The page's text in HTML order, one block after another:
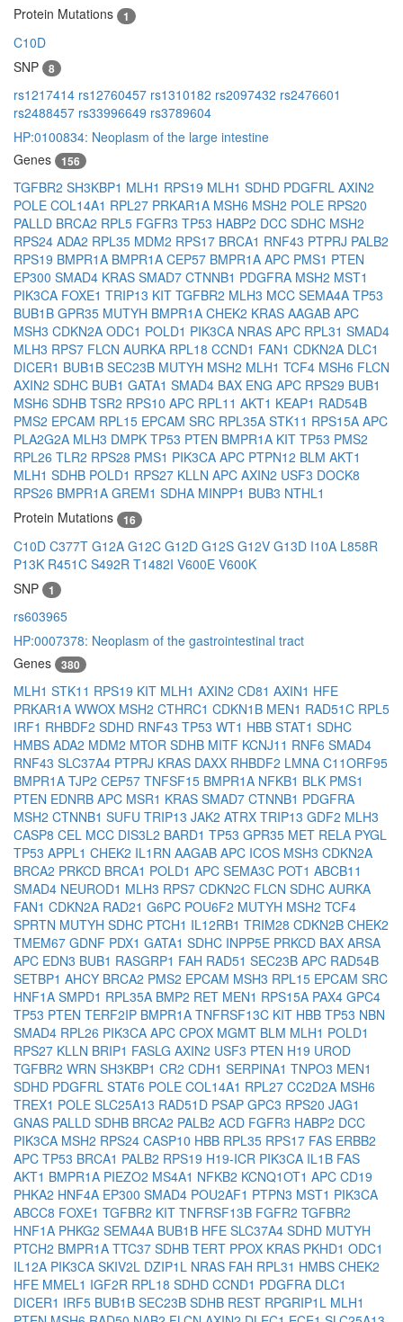
Protein Mutations
1
C10D
SNP
8
rs1217414 rs12760457 rs1310182 rs2097432 rs2476601
rs2488457 rs33996649 rs3789604
HP:0100834: Neoplasm of the large intestine
Genes
156
TGFBR2 SH3KBP1 MLH1 RPS19 MLH1 SDHD PDGFRL AXIN2
POLE COL14A1 RPL27 PRKAR1A MSH6 MSH2 POLE RPS20
PALLD BRCA2 RPL5 FGFR3 TP53 HABP2 DCC SDHC MSH2
RPS24 ADA2 RPL35 MDM2 RPS17 BRCA1 RNF43 PTPRJ PALB2
RPS19 BMPR1A BMPR1A CEP57 BMPR1A APC PMS1 PTEN
EP300 SMAD4 KRAS SMAD7 CTNNB1 PDGFRA MSH2 MST1
PIK3CA FOXE1 TRIP13 KIT TGFBR2 MLH3 MCC SEMA4A TP53
BUB1B GPR35 MUTYH BMPR1A CHEK2 KRAS AAGAB APC
MSH3 CDKN2A ODC1 POLD1 PIK3CA NRAS APC RPL31 SMAD4
MLH3 RPS7 FLCN AURKA RPL18 CCND1 FAN1 CDKN2A DLC1
DICER1 BUB1B SEC23B MUTYH MSH2 MLH1 TCF4 MSH6 FLCN
AXIN2 SDHC BUB1 GATA1 SMAD4 BAX ENG APC RPS29 BUB1
MSH6 SDHB TSR2 RPS10 APC RPL11 AKT1 KEAP1 RAD54B
PMS2 EPCAM RPL15 EPCAM SRC RPL35A STK11 RPS15A APC
PLA2G2A MLH3 DMPK TP53 PTEN BMPR1A KIT TP53 PMS2
RPL26 TLR2 RPS28 PMS1 PIK3CA APC PTPN12 BLM AKT1
MLH1 SDHB POLD1 RPS27 KLLN APC AXIN2 USF3 DOCK8
RPS26 BMPR1A GREM1 SDHA MINPP1 BUB3 NTHL1
Protein Mutations
16
C10D C377T G12A G12C G12D G12S G12V G13D I10A L858R
P13K R451C S492R T1482I V600E V600K
SNP
1
rs603965
HP:0007378: Neoplasm of the gastrointestinal tract
Genes
380
MLH1 STK11 RPS19 KIT MLH1 AXIN2 CD81 AXIN1 HFE
PRKAR1A WWOX MSH2 CTHRC1 CDKN1B MEN1 RAD51C RPL5
IRF1 RHBDF2 SDHD RNF43 TP53 WT1 HBB STAT1 SDHC
HMBS ADA2 MDM2 MTOR SDHB MITF KCNJ11 RNF6 SMAD4
RNF43 SLC37A4 PTPRJ KRAS DAXX RHBDF2 LMNA C11ORF95
BMPR1A TJP2 CEP57 TNFSF15 BMPR1A NFKB1 BLK PMS1
PTEN EDNRB APC MSR1 KRAS SMAD7 CTNNB1 PDGFRA
MSH2 CTNNB1 SUFU TRIP13 JAK2 ATRX TRIP13 GDF2 MLH3
CASP8 CEL MCC DIS3L2 BARD1 TP53 GPR35 MET RELA PYGL
TP53 APPL1 CHEK2 IL1RN AAGAB APC ICOS MSH3 CDKN2A
BRCA2 PRKCD BRCA1 POLD1 APC SEMA3C POT1 ABCB11
SMAD4 NEUROD1 MLH3 RPS7 CDKN2C FLCN SDHC AURKA
FAN1 CDKN2A RAD21 G6PC POU6F2 MUTYH MSH2 TCF4
SPRTN MUTYH SDHC PTCH1 IL12RB1 TRIM28 CDKN2B CHEK2
TMEM67 GDNF PDX1 GATA1 SDHC INPP5E PRKCD BAX ARSA
APC EDN3 BUB1 RASGRP1 FAH RAD51 SEC23B APC RAD54B
SETBP1 AHCY BRCA2 PMS2 EPCAM MSH3 RPL15 EPCAM SRC
HNF1A SMPD1 RPL35A BMP2 RET MEN1 RPS15A PAX4 GPC4
TP53 PTEN TERF2IP BMPR1A TNFRSF13C KIT HBB TP53 NBN
SMAD4 RPL26 PIK3CA APC CPOX MGMT BLM MLH1 POLD1
RPS27 KLLN BRIP1 FASLG AXIN2 USF3 PTEN H19 UROD
TGFBR2 WRN SH3KBP1 CR2 CDH1 SERPINA1 TNPO3 MEN1
SDHD PDGFRL STAT6 POLE COL14A1 RPL27 CC2D2A MSH6
TREX1 POLE SLC25A13 RAD51D PSAP GPC3 RPS20 JAG1
GNAS PALLD SDHB BRCA2 PALB2 ACD FGFR3 HABP2 DCC
PIK3CA MSH2 RPS24 CASP10 HBB RPL35 RPS17 FAS ERBB2
APC TP53 BRCA1 PALB2 RPS19 H19-ICR PIK3CA IL1B FAS
AKT1 BMPR1A PIEZO2 MS4A1 NFKB2 KCNQ1OT1 APC CD19
PHKA2 HNF4A EP300 SMAD4 POU2AF1 PTPN3 MST1 PIK3CA
ABCC8 FOXE1 TGFBR2 KIT TNFRSF13B FGFR2 TGFBR2
HNF1A PHKG2 SEMA4A BUB1B HFE SLC37A4 SDHD MUTYH
PTCH2 BMPR1A TTC37 SDHB TERT PPOX KRAS PKHD1 ODC1
IL12A PIK3CA SKIV2L DZIP1L NRAS FAH RPL31 HMBS CHEK2
HFE MMEL1 IGF2R RPL18 SDHD CCND1 PDGFRA DLC1
DICER1 IRF5 BUB1B SEC23B SDHB REST RPGRIP1L MLH1